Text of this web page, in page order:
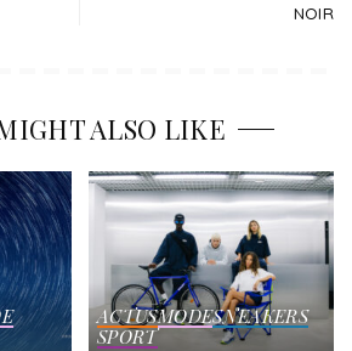
NOIR
ALSO LIKE
ACTUSMODESNEAKERS
SPORT